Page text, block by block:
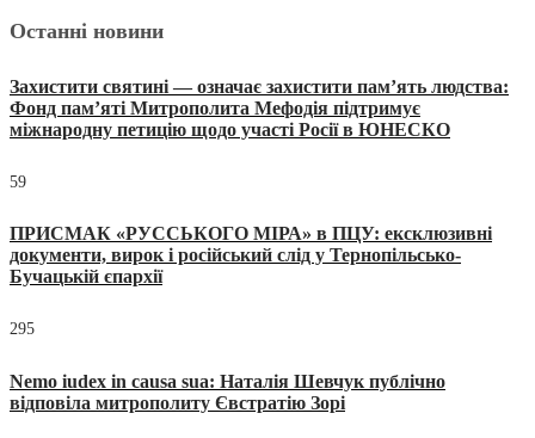
Останні новини
Захистити святині — означає захистити пам’ять людства:
Фонд пам’яті Митрополита Мефодія підтримує
міжнародну петицію щодо участі Росії в ЮНЕСКО
59
ПРИСМАК «РУССЬКОГО МІРА» в ПЦУ: ексклюзивні
документи, вирок і російський слід у Тернопільсько-
Бучацькій єпархії
295
Nemo iudex in causa sua: Наталія Шевчук публічно
відповіла митрополиту Євстратію Зорі